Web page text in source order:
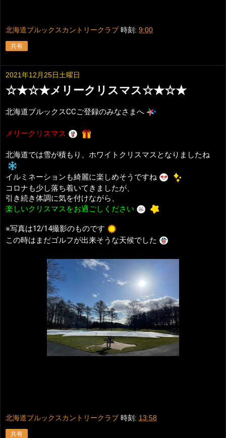
北海道ブルックスカントリークラブ 時刻: 9:00
共有
2021年12月25日土曜日
☆★☆★メリークリスマス☆★☆★
北海道ブルックスCCご登録のみなさまへ
メリークリスマス
北海道では雪が積もり、ホワイトクリスマスとなりましたね
イルミネーションも綺麗に楽しめそうですね
楽しいクリスマスをお過ごしください
※写真は12/14撮影のものです
この時はまだゴルフが出来そうな天候でした
北海道ブルックスカントリークラブ 時刻: 13:58
共有